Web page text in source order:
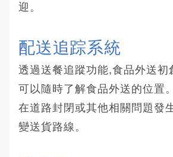
迎。
配送追踪系統
透過送餐追蹤功能,食品外送初
可以隨時了解食品外送的位置
在道路封閉或其他相關問題發
變送貨路線。